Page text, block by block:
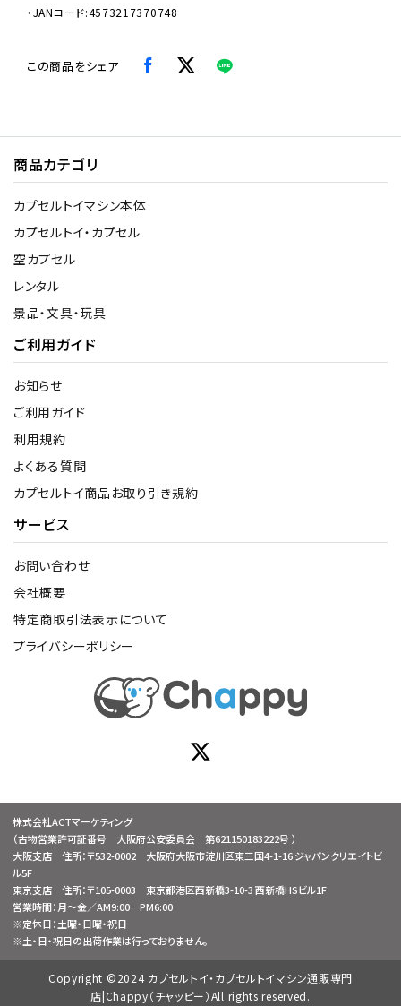
・JANコード:4573217370748
この商品をシェア
商品カテゴリ
カプセルトイマシン本体
カプセルトイ・カプセル
空カプセル
レンタル
景品・文具・玩具
ご利用ガイド
お知らせ
ご利用ガイド
利用規約
よくある質問
カプセルトイ商品お取り引き規約
サービス
お問い合わせ
会社概要
特定商取引法表示について
プライバシーポリシー
株式会社ACTマーケティング
（古物営業許可証番号 大阪府公安委員会 第621150183222号 ）
大阪支店 住所：〒532-0002 大阪府大阪市淀川区東三国4-1-16 ジャパンクリエイトビ
ル5F
東京支店 住所：〒105-0003 東京都港区西新橋3-10-3 西新橋HSビル1F
営業時間：月～金／AM9:00－PM6:00
※定休日：土曜・日曜・祝日
※土・日・祝日の出荷作業は行っておりません。
Copyright ©2024 カプセルトイ・カプセルトイマシン通販専門
店|Chappy（チャッピー）All rights reserved.